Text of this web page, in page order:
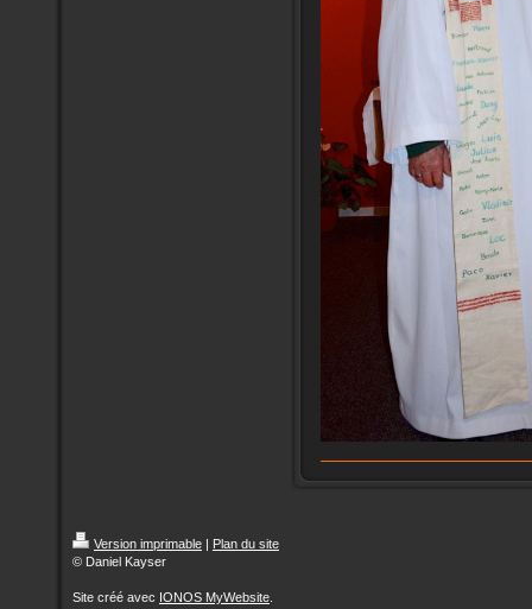
Version imprimable | Plan du site
© Daniel Kayser
Site créé avec IONOS MyWebsite